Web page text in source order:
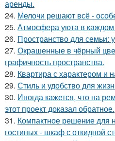
аренды.
24. Мелочи решают всё -
25. Атмосфера уюта в каждом
26. Пространство для семьи:
27. Окрашенные в чёрный
графичность пространства.
28. Квартира с характером и
29. Стиль и удобство для
30. Иногда кажется, что на
этот проект доказал обратное.
31. Компактное решение для
гостиных - шкаф с откидной